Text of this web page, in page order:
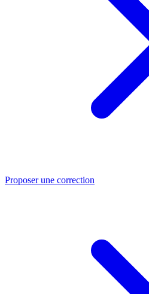
Proposer une correction